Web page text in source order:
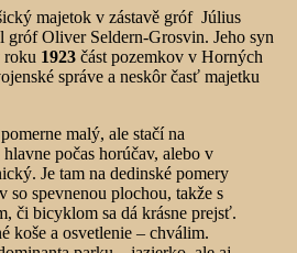
majetok v zástavě gróf Július
gróf Oliver Seldern-Grosvin. Jeho syn
roku 1923 část pozemkov v Horných
správe a neskôr časť majetku
malý, ale stačí na
počas horúčav, alebo v
Je tam na dedinské pomery
so spevnenou plochou, takže s
či bicyklom sa dá krásne prejsť.
koše a osvetlenie – chválim.